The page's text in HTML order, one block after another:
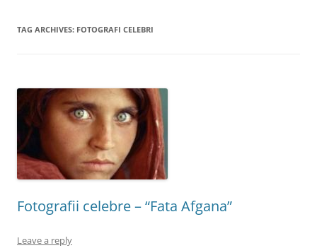
TAG ARCHIVES: FOTOGRAFI CELEBRI
Fotografii celebre – “Fata Afgana”
Leave a reply